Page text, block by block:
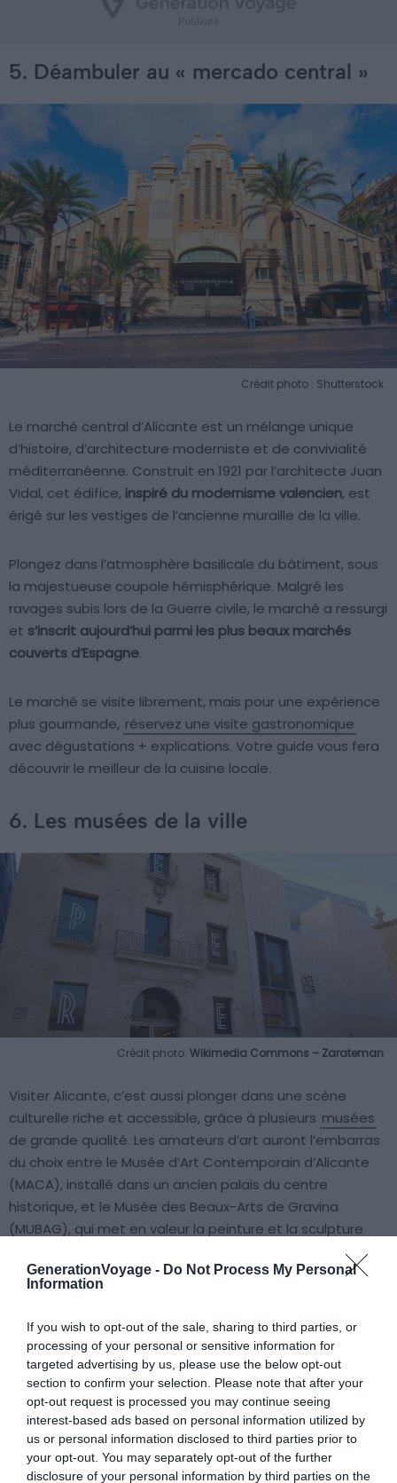
GenerationVoyage - Do Not Process My Personal
Information
If you wish to opt-out of the sale, sharing to third parties, or
processing of your personal or sensitive information for
targeted advertising by us, please use the below opt-out
section to confirm your selection. Please note that after your
opt-out request is processed you may continue seeing
interest-based ads based on personal information utilized by
us or personal information disclosed to third parties prior to
your opt-out. You may separately opt-out of the further
disclosure of your personal information by third parties on the
5. Déambuler au « mercado central »
Crédit photo : Shutterstock
Le marché central d’Alicante est un mélange unique
d’histoire, d’architecture moderniste et de convivialité
méditerranéenne. Construit en 1921 par l’architecte Juan
Vidal, cet édifice, inspiré du modernisme valencien, est
érigé sur les vestiges de l’ancienne muraille de la ville.
Plongez dans l’atmosphère basilicale du bâtiment, sous
la majestueuse coupole hémisphérique. Malgré les
ravages subis lors de la Guerre civile, le marché a ressurgi
et s’inscrit aujourd’hui parmi les plus beaux marchés
couverts d’Espagne.
Le marché se visite librement, mais pour une expérience
plus gourmande, réservez une visite gastronomique
avec dégustations + explications. Votre guide vous fera
découvrir le meilleur de la cuisine locale.
6. Les musées de la ville
Crédit photo: Wikimedia Commons – Zarateman
Visiter Alicante, c’est aussi plonger dans une scène
culturelle riche et accessible, grâce à plusieurs musées
de grande qualité. Les amateurs d’art auront l’embarras
du choix entre le Musée d’Art Contemporain d’Alicante
(MACA), installé dans un ancien palais du centre
historique, et le Musée des Beaux-Arts de Gravina
(MUBAG), qui met en valeur la peinture et la sculpture
espagnoles du Moyen Âge au début du XXème siècle
dans un cadre élégant face à la mer.
Tandis que les passionnés d’histoire prolongeront leur
découverte du patrimoine local en visitant le Musée
Archéologique qui s’est vu décerner le titre de « meilleur
musée européen » en 2004. Ce dernier retrace l’histoire
de la région, de la Préhistoire à l’époque médiévale, à
travers des collections remarquablement mises en
scène.